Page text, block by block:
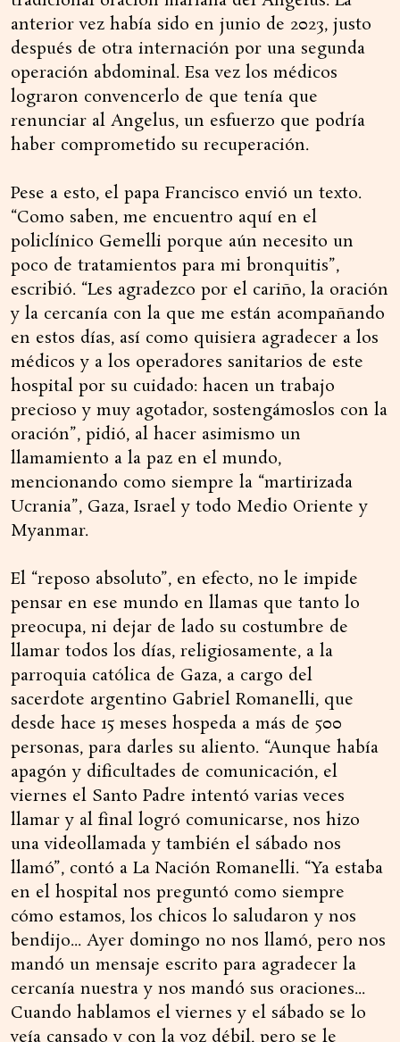
anterior vez había sido en junio de 2023, justo
después de otra internación por una segunda
operación abdominal. Esa vez los médicos
lograron convencerlo de que tenía que
renunciar al Angelus, un esfuerzo que podría
haber comprometido su recuperación.
Pese a esto, el papa Francisco envió un texto.
“Como saben, me encuentro aquí en el
policlínico Gemelli porque aún necesito un
poco de tratamientos para mi bronquitis”,
escribió. “Les agradezco por el cariño, la oración
y la cercanía con la que me están acompañando
en estos días, así como quisiera agradecer a los
médicos y a los operadores sanitarios de este
hospital por su cuidado: hacen un trabajo
precioso y muy agotador, sostengámoslos con la
oración”, pidió, al hacer asimismo un
llamamiento a la paz en el mundo,
mencionando como siempre la “martirizada
Ucrania”, Gaza, Israel y todo Medio Oriente y
Myanmar.
El “reposo absoluto”, en efecto, no le impide
pensar en ese mundo en llamas que tanto lo
preocupa, ni dejar de lado su costumbre de
llamar todos los días, religiosamente, a la
parroquia católica de Gaza, a cargo del
sacerdote argentino Gabriel Romanelli, que
desde hace 15 meses hospeda a más de 500
personas, para darles su aliento. “Aunque había
apagón y dificultades de comunicación, el
viernes el Santo Padre intentó varias veces
llamar y al final logró comunicarse, nos hizo
una videollamada y también el sábado nos
llamó”, contó a La Nación Romanelli. “Ya estaba
en el hospital nos preguntó como siempre
cómo estamos, los chicos lo saludaron y nos
bendijo... Ayer domingo no nos llamó, pero nos
mandó un mensaje escrito para agradecer la
cercanía nuestra y nos mandó sus oraciones...
Cuando hablamos el viernes y el sábado se lo